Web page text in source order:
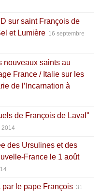
sur saint François de
et Lumière 16 septembre
nouveaux saints au
France / Italie sur les
de l’Incarnation à
de François de Laval"
2014
des Ursulines et des
France le 1 août
le pape François 31